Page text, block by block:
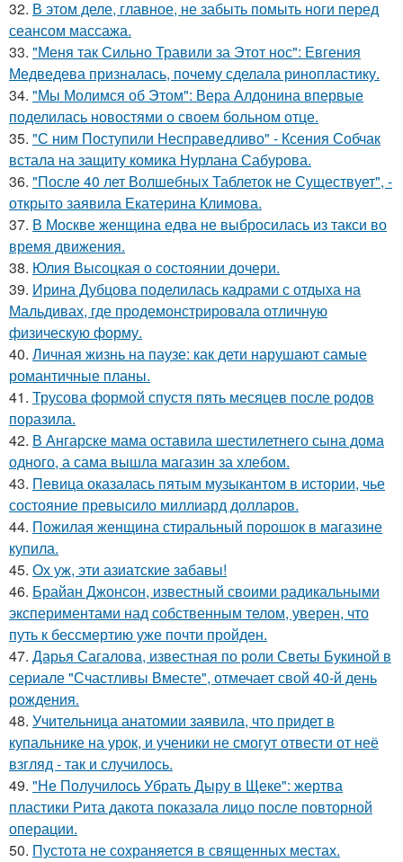
32. В этом деле, главное, не забыть помыть ноги перед
сеансом массажа.
33. "Меня так Сильно Травили за Этот нос": Евгения
Медведева призналась, почему сделала ринопластику.
34. "Мы Молимся об Этом": Вера Алдонина впервые
поделилась новостями о своем больном отце.
35. "С ним Поступили Несправедливо" - Ксения Собчак
встала на защиту комика Нурлана Сабурова.
36. "После 40 лет Волшебных Таблеток не Существует", -
открыто заявила Екатерина Климова.
37. В Москве женщина едва не выбросилась из такси во
время движения.
38. Юлия Высоцкая о состоянии дочери.
39. Ирина Дубцова поделилась кадрами с отдыха на
Мальдивах, где продемонстрировала отличную
физическую форму.
40. Личная жизнь на паузе: как дети нарушают самые
романтичные планы.
41. Трусова формой спустя пять месяцев после родов
поразила.
42. В Ангарске мама оставила шестилетнего сына дома
одного, а сама вышла магазин за хлебом.
43. Певица оказалась пятым музыкантом в истории, чье
состояние превысило миллиард долларов.
44. Пожилая женщина стиральный порошок в магазине
купила.
45. Ох уж, эти азиатские забавы!
46. Брайан Джонсон, известный своими радикальными
экспериментами над собственным телом, уверен, что
путь к бессмертию уже почти пройден.
47. Дарья Сагалова, известная по роли Светы Букиной в
сериале "Счастливы Вместе", отмечает свой 40-й день
рождения.
48. Учительница анатомии заявила, что придет в
купальнике на урок, и ученики не смогут отвести от неё
взгляд - так и случилось.
49. "Не Получилось Убрать Дыру в Щеке": жертва
пластики Рита дакота показала лицо после повторной
операции.
50. Пустота не сохраняется в священных местах.